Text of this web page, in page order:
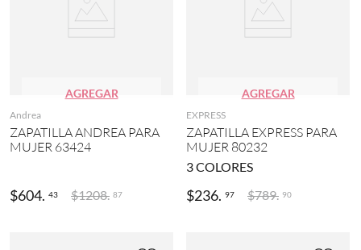
AGREGAR
Andrea
ZAPATILLA ANDREA PARA
MUJER 63424
$604. 43 $1208. 87
AGREGAR
EXPRESS
ZAPATILLA EXPRESS PARA
MUJER 80232
3COLORES
$236. 97 $789. 90